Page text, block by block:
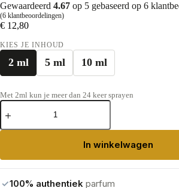
Gewaardeerd 4.67 op 5 gebaseerd op 6
(6 klantbeoordelingen)
€ 12,80
KIES JE INHOUD
2 ml 5 ml 10 ml
Met 2ml kun je meer dan 24 keer sprayen
Dior
Bois
Parfum
In winkelwagen
✓100% authentiek parfum